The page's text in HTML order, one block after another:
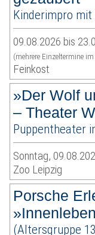
Kinderimpro mit
09.08.2026 bis
(mehrere Einzeltermine
Feinkost
»Der Wolf
– Theater
Puppentheater
Sonntag,
Zoo Leipzig
Porsche
(Altersgruppe